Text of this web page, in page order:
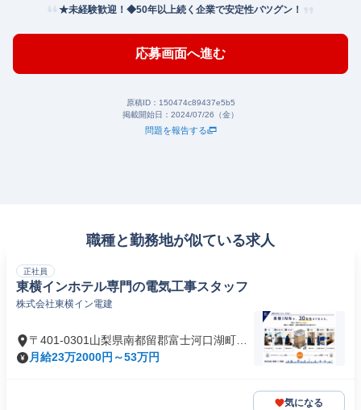
★未経験歓迎！◆50年以上続く企業で安定性バツグン！
応募画面へ進む
原稿ID： 150474c89437e5b5
掲載開始日： 2024/07/26（金）
問題を報告する
職種と勤務地が似ている求人
正社員
東横インホテル専門の電気工事スタッフ
株式会社東横イン電建
〒401-0301山梨県南都留郡富士河口湖町船
津
月給23万2000円～53万円
気になる